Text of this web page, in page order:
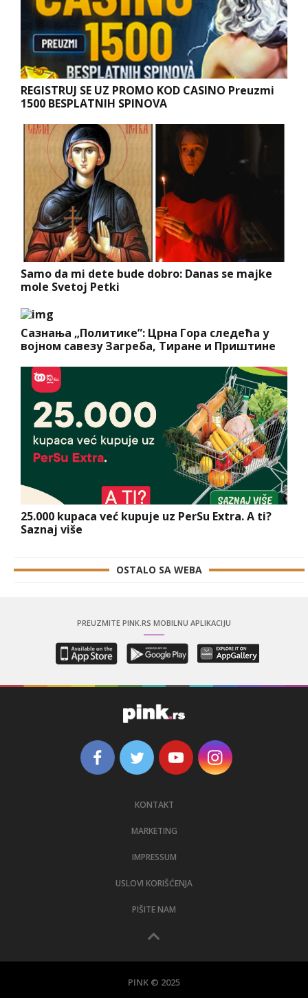
REGISTRUJ SE UZ PROMO KOD CASINO Preuzmi
1500 BESPLATNIH SPINOVA
Samo da mi dete bude dobro: Danas se majke
mole Svetoj Petki
Сазнања „Политике”: Црна Гора следећа у
војном савезу Загреба, Тиране и Приштине
25.000 kupaca već kupuje uz PerSu Extra. A ti?
Saznaj više
OSTALO SA WEBA
PREUZMITE PINK.RS MOBILNU APLIKACIJU
KONTAKT
MARKETING
IMPRESSUM
USLOVI KORIŠĆENJA
PIŠITE NAM
PINK © 2025